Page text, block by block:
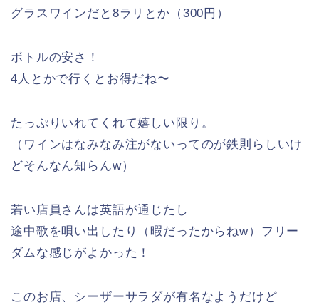
グラスワインだと8ラリとか（300円）
ボトルの安さ！
4人とかで行くとお得だね〜
たっぷりいれてくれて嬉しい限り。
（ワインはなみなみ注がないってのが鉄則らしいけ
どそんなん知らんw）
若い店員さんは英語が通じたし
途中歌を唄い出したり（暇だったからねw）フリー
ダムな感じがよかった！
このお店、シーザーサラダが有名なようだけど